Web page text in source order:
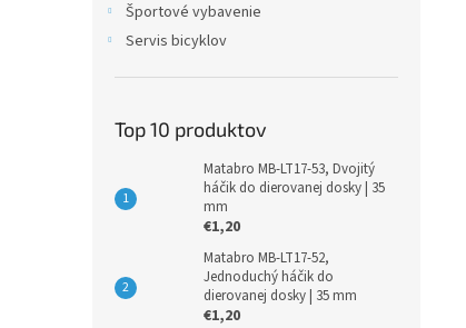
Športové vybavenie
Servis bicyklov
Top 10 produktov
Matabro MB-LT17-53, Dvojitý
háčik do dierovanej dosky | 35
mm
€1,20
Matabro MB-LT17-52,
Jednoduchý háčik do
dierovanej dosky | 35 mm
€1,20